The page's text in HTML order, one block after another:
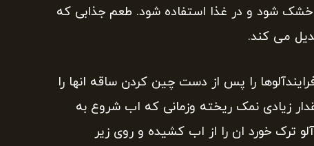
شود و در غذا استفاده شود. طعم جذابی که
می کند.
را پس از دست چین کردن ساقه انها را
زیادی نمک ریخته وزمانی که اب شروع به
ترک خورد ان را از اب کشیده و روی زیر